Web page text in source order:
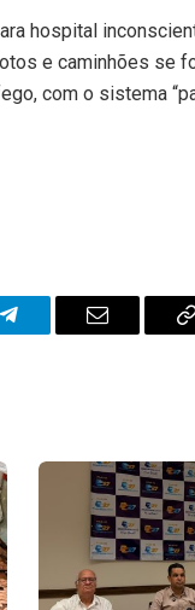
hospital
e caminhões se
com o sistema
Telegram Email